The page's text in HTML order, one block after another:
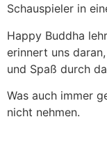
Schauspieler in
Happy Buddha
erinnert uns
und Spaß durch
Was auch immer
nicht nehmen.